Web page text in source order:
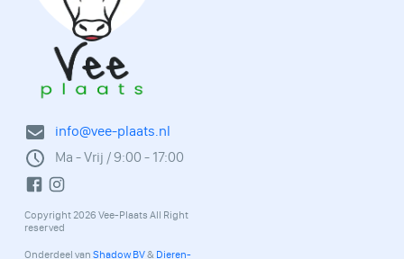
info@vee-plaats.nl
Ma - Vrij / 9:00 - 17:00
Copyright 2026 Vee-Plaats All Right
reserved
Onderdeel van Shadow BV& Dieren-